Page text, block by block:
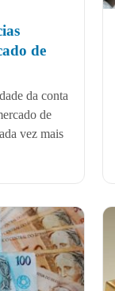
de
da conta
de
vez mais